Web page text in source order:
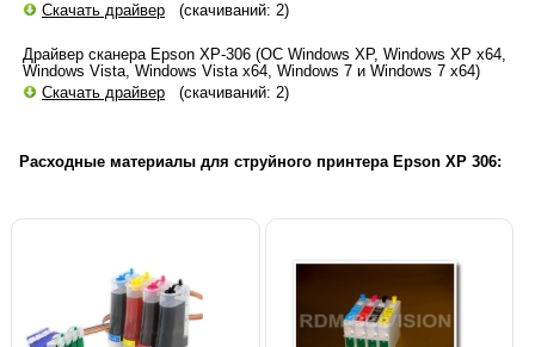
Скачать драйвер (скачиваний: 2)
Драйвер сканера Epson XP-306 (ОС Windows XP, Windows XP x64,
Windows Vista, Windows Vista x64, Windows 7 и Windows 7 х64)
Скачать драйвер (скачиваний: 2)
Расходные материалы для струйного принтера Epson XP 306: